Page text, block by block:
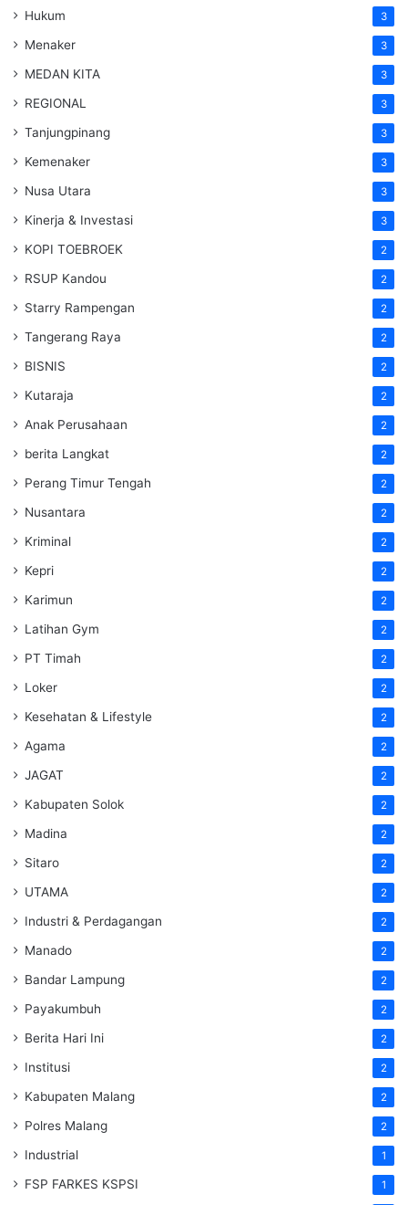
Hukum 3
Menaker 3
MEDAN KITA 3
REGIONAL 3
Tanjungpinang 3
Kemenaker 3
Nusa Utara 3
Kinerja & Investasi 3
KOPI TOEBROEK 2
RSUP Kandou 2
Starry Rampengan 2
Tangerang Raya 2
BISNIS 2
Kutaraja 2
Anak Perusahaan 2
berita Langkat 2
Perang Timur Tengah 2
Nusantara 2
Kriminal 2
Kepri 2
Karimun 2
Latihan Gym 2
PT Timah 2
Loker 2
Kesehatan & Lifestyle 2
Agama 2
JAGAT 2
Kabupaten Solok 2
Madina 2
Sitaro 2
UTAMA 2
Industri & Perdagangan 2
Manado 2
Bandar Lampung 2
Payakumbuh 2
Berita Hari Ini 2
Institusi 2
Kabupaten Malang 2
Polres Malang 2
Industrial 1
FSP FARKES KSPSI 1